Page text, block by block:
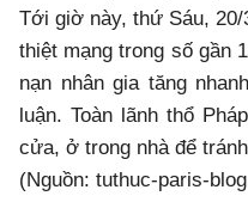
Tới giờ này, thứ Sáu,
thiệt mạng trong số gần
nạn nhân gia tăng
luận. Toàn lãnh thổ
cửa, ở trong nhà để
(Nguồn: tuthuc-paris-